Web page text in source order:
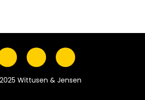
Wittusen & Jensen